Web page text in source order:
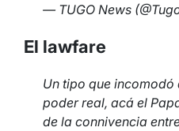
— TUGO News
El lawfare
Un tipo que incomodó
poder real, acá el
de la connivencia